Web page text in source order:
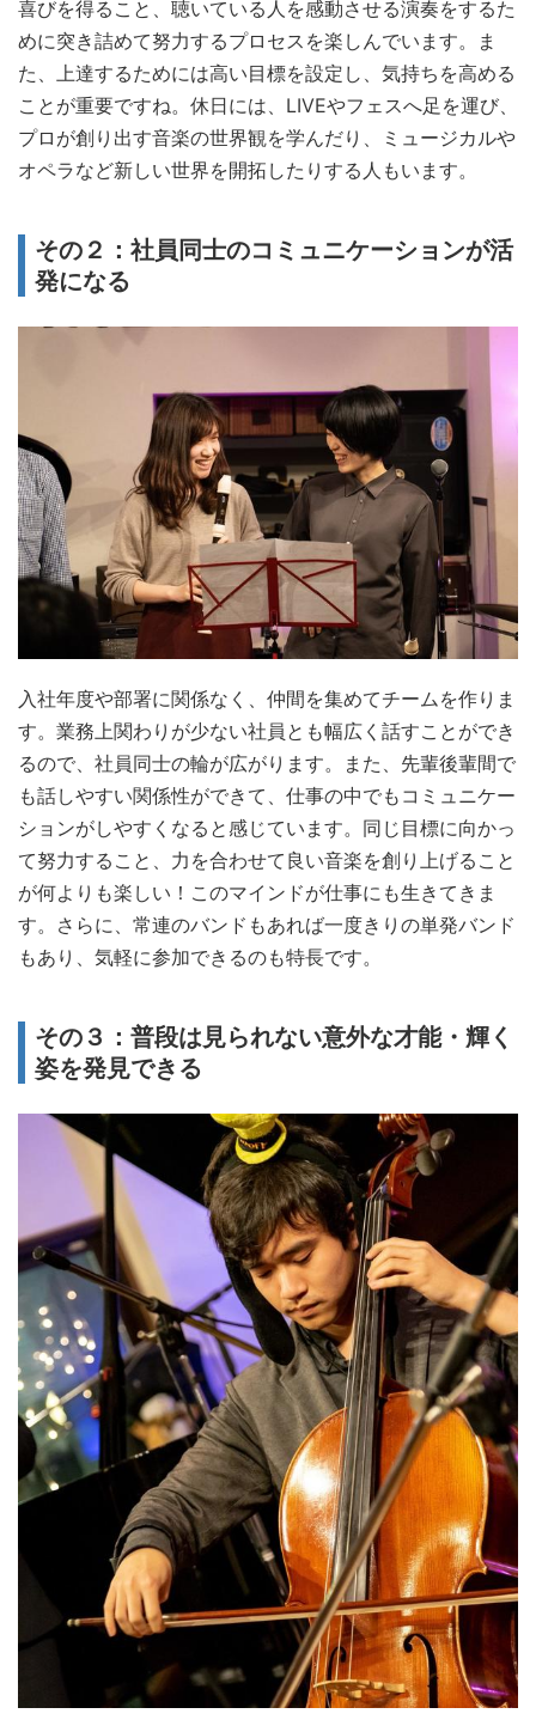
喜びを得ること、聴いている人を感動させる演奏をするた
めに突き詰めて努力するプロセスを楽しんでいます。ま
た、上達するためには高い目標を設定し、気持ちを高める
ことが重要ですね。休日には、LIVEやフェスへ足を運び、
プロが創り出す音楽の世界観を学んだり、ミュージカルや
オペラなど新しい世界を開拓したりする人もいます。
その２：社員同士のコミュニケーションが活
発になる
入社年度や部署に関係なく、仲間を集めてチームを作りま
す。業務上関わりが少ない社員とも幅広く話すことができ
るので、社員同士の輪が広がります。また、先輩後輩間で
も話しやすい関係性ができて、仕事の中でもコミュニケー
ションがしやすくなると感じています。同じ目標に向かっ
て努力すること、力を合わせて良い音楽を創り上げること
が何よりも楽しい！このマインドが仕事にも生きてきま
す。さらに、常連のバンドもあれば一度きりの単発バンド
もあり、気軽に参加できるのも特長です。
その３：普段は見られない意外な才能・輝く
姿を発見できる